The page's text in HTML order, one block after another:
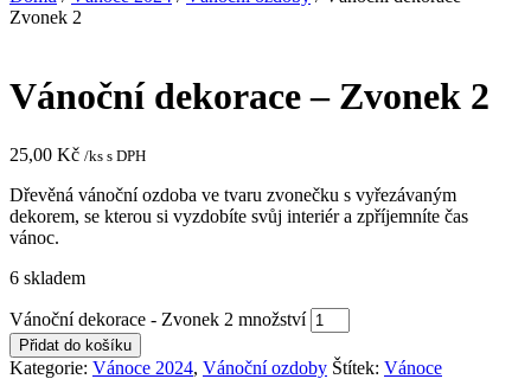
Zvonek 2
Vánoční dekorace – Zvonek 2
25,00 Kč /ks s DPH
Dřevěná vánoční ozdoba ve tvaru zvonečku s vyřezávaným
dekorem, se kterou si vyzdobíte svůj interiér a zpříjemníte čas
vánoc.
6 skladem
Vánoční dekorace - Zvonek 2 množství
Přidat do košíku
Kategorie: Vánoce 2024, Vánoční ozdoby Štítek: Vánoce